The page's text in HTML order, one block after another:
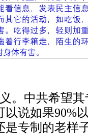
。中共希望
以说如果90%
是专制的老样